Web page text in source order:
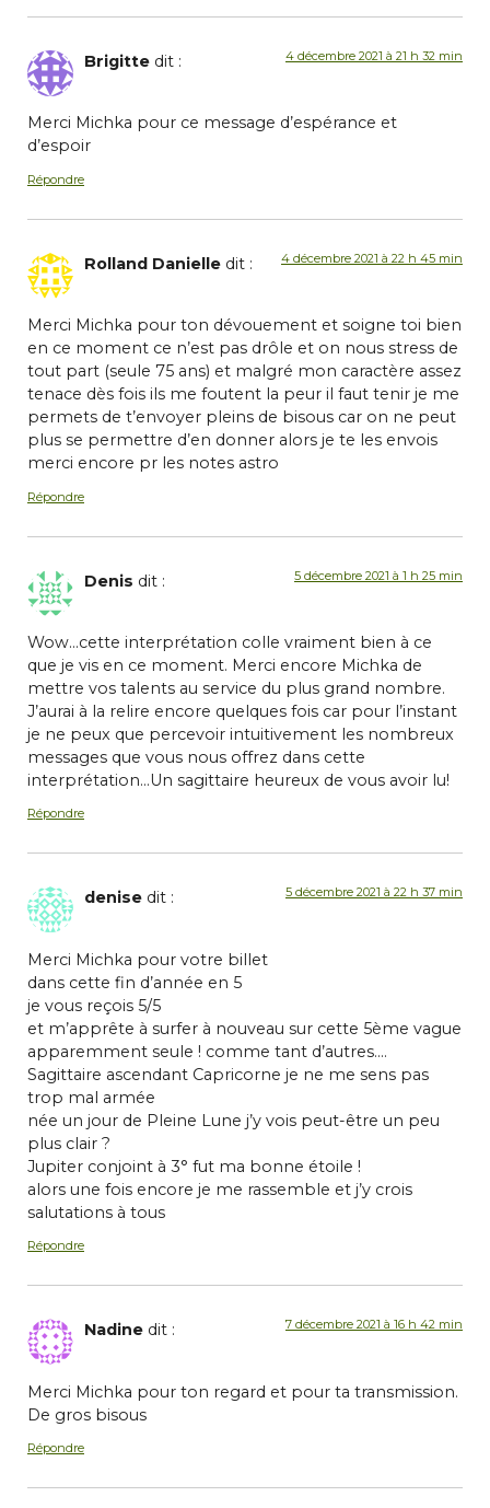
Brigitte dit : 4 décembre 2021 à 21 h 32 min
Merci Michka pour ce message d’espérance et
d’espoir
Répondre
Rolland Danielle dit : 4 décembre 2021 à 22 h 45 min
Merci Michka pour ton dévouement et soigne toi bien
en ce moment ce n’est pas drôle et on nous stress de
tout part (seule 75 ans) et malgré mon caractère assez
tenace dès fois ils me foutent la peur il faut tenir je me
permets de t’envoyer pleins de bisous car on ne peut
plus se permettre d’en donner alors je te les envois
merci encore pr les notes astro
Répondre
Denis dit : 5 décembre 2021 à 1 h 25 min
Wow…cette interprétation colle vraiment bien à ce
que je vis en ce moment. Merci encore Michka de
mettre vos talents au service du plus grand nombre.
J’aurai à la relire encore quelques fois car pour l’instant
je ne peux que percevoir intuitivement les nombreux
messages que vous nous offrez dans cette
interprétation…Un sagittaire heureux de vous avoir lu!
Répondre
denise dit : 5 décembre 2021 à 22 h 37 min
Merci Michka pour votre billet
dans cette fin d’année en 5
je vous reçois 5/5
et m’apprête à surfer à nouveau sur cette 5ème vague
apparemment seule ! comme tant d’autres….
Sagittaire ascendant Capricorne je ne me sens pas
trop mal armée
née un jour de Pleine Lune j’y vois peut-être un peu
plus clair ?
Jupiter conjoint à 3° fut ma bonne étoile !
alors une fois encore je me rassemble et j’y crois
salutations à tous
Répondre
Nadine dit : 7 décembre 2021 à 16 h 42 min
Merci Michka pour ton regard et pour ta transmission.
De gros bisous
Répondre